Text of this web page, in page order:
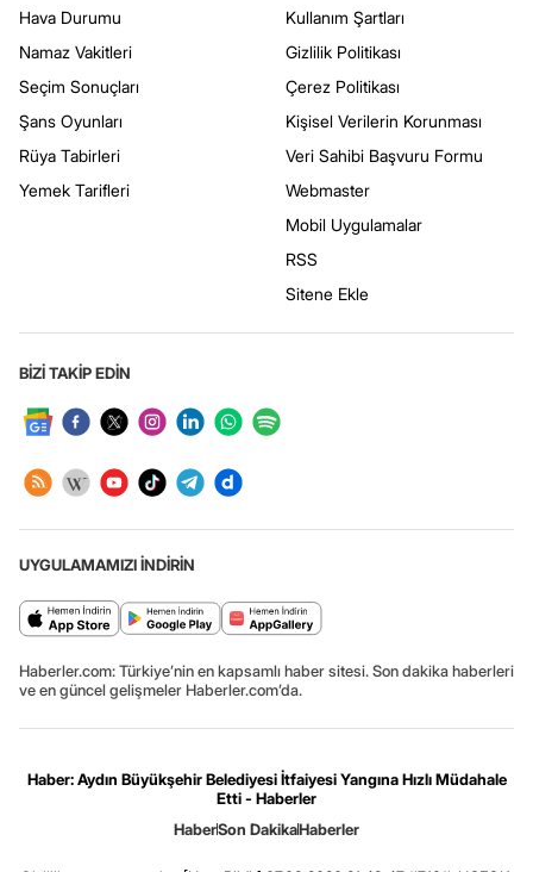
Hava Durumu
Namaz Vakitleri
Seçim Sonuçları
Şans Oyunları
Rüya Tabirleri
Yemek Tarifleri
Kullanım Şartları
Gizlilik Politikası
Çerez Politikası
Kişisel Verilerin Korunması
Veri Sahibi Başvuru Formu
Webmaster
Mobil Uygulamalar
RSS
Sitene Ekle
BİZİ TAKİP EDİN
UYGULAMAMIZI İNDİRİN
Haberler.com: Türkiye’nin en kapsamlı haber sitesi. Son dakika haberleri
ve en güncel gelişmeler Haberler.com’da.
Haber: Aydın Büyükşehir Belediyesi İtfaiyesi Yangına Hızlı Müdahale
Etti - Haberler
HaberSon DakikaHaberler